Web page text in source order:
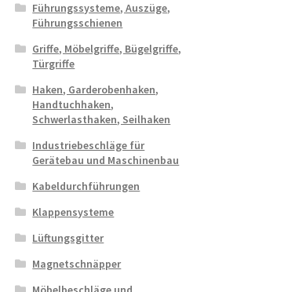
Führungssysteme, Auszüge,
Führungsschienen
Griffe, Möbelgriffe, Bügelgriffe,
Türgriffe
Haken, Garderobenhaken,
Handtuchhaken,
Schwerlasthaken, Seilhaken
Industriebeschläge für
Gerätebau und Maschinenbau
Kabeldurchführungen
Klappensysteme
Lüftungsgitter
Magnetschnäpper